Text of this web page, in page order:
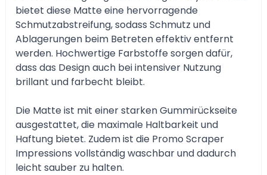
bietet diese Matte eine hervorragende
Schmutzabstreifung, sodass Schmutz und
Ablagerungen beim Betreten effektiv entfernt
werden. Hochwertige Farbstoffe sorgen dafür,
dass das Design auch bei intensiver Nutzung
brillant und farbecht bleibt.
Die Matte ist mit einer starken Gummirückseite
ausgestattet, die maximale Haltbarkeit und
Haftung bietet. Zudem ist die Promo Scraper
Impressions vollständig waschbar und dadurch
leicht sauber zu halten.